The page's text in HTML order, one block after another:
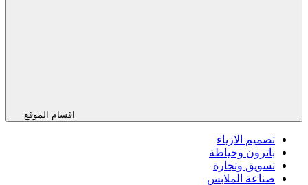
اقسام الموقع
تصميم الازياء
باترون وخياطة
تسويق وتجارة
صناعة الملابس